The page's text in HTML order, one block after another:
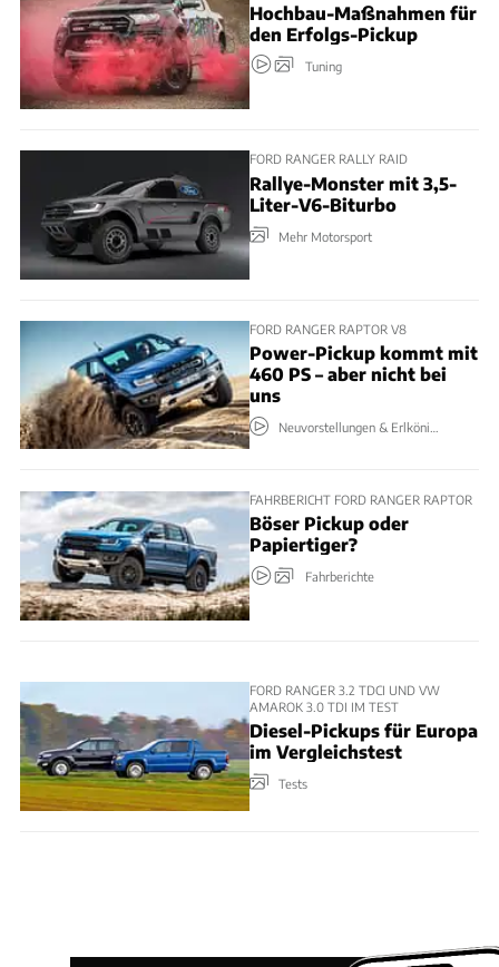
Hochbau-Maßnahmen für
den Erfolgs-Pickup
Tuning
FORD RANGER RALLY RAID
Rallye-Monster mit 3,5-
Liter-V6-Biturbo
Mehr Motorsport
FORD RANGER RAPTOR V8
Power-Pickup kommt mit
460 PS – aber nicht bei
uns
Neuvorstellungen & Erlkönige
FAHRBERICHT FORD RANGER RAPTOR
Böser Pickup oder
Papiertiger?
Fahrberichte
FORD RANGER 3.2 TDCI UND VW
AMAROK 3.0 TDI IM TEST
Diesel-Pickups für Europa
im Vergleichstest
Tests